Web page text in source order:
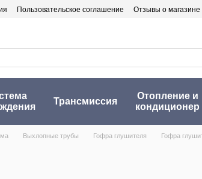
Пользовательское соглашение Отзывы о магазине
Трансмиссия
Отопление и
кондиционер
Выхлопные трубы Гофра глушителя Гофра